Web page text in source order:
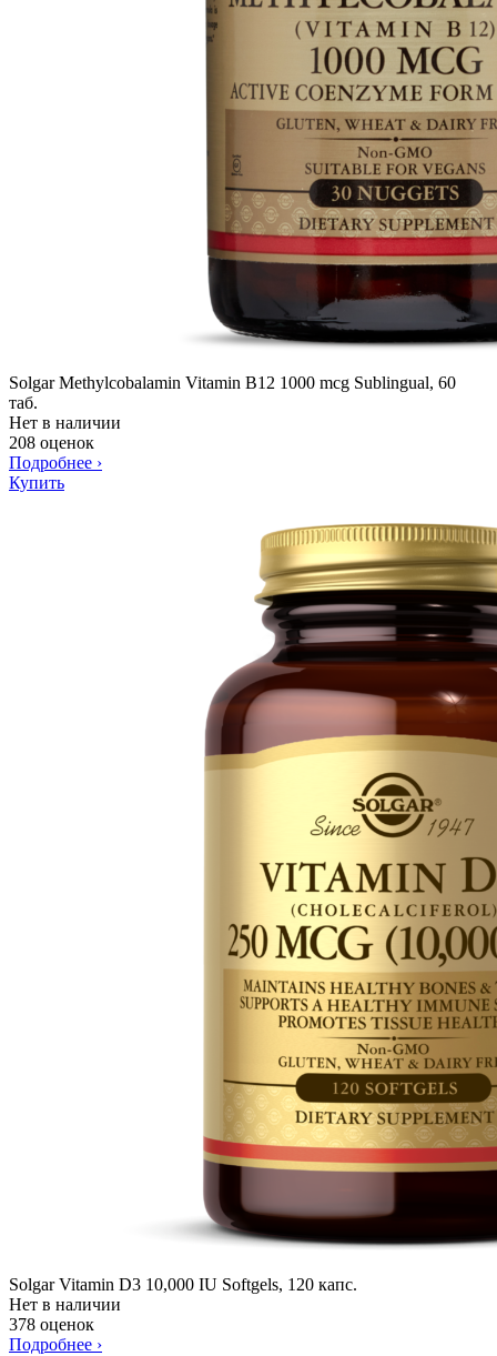
Solgar Methylcobalamin Vitamin B12 1000 mcg Sublingual, 60
таб.
Нет в наличии
208 оценок
Подробнее ›
Купить
Solgar Vitamin D3 10,000 IU Softgels, 120 капс.
Нет в наличии
378 оценок
Подробнее ›